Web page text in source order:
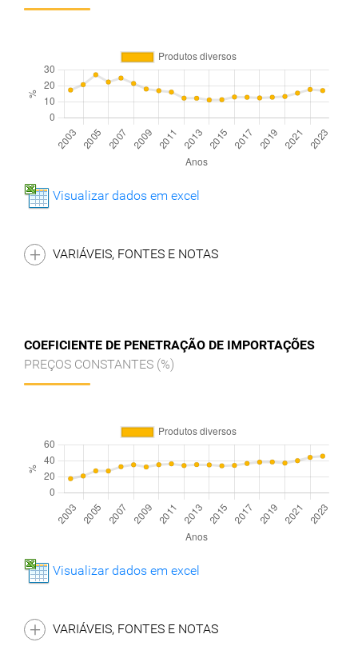
Visualizar dados em excel
VARIÁVEIS, FONTES E NOTAS
COEFICIENTE DE PENETRAÇÃO DE IMPORTAÇÕES
PREÇOS CONSTANTES (%)
Visualizar dados em excel
VARIÁVEIS, FONTES E NOTAS